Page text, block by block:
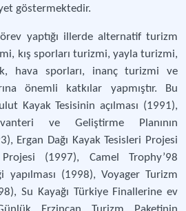
göstermektedir.
yaptığı illerde alternatif turizm
kış sporları turizmi, yayla turizmi,
hava sporları, inanç turizmi ve
önemli katkılar yapmıştır. Bu
Kayak Tesisinin açılması (1991),
ve Geliştirme Planının
Ergan Dağı Kayak Tesisleri Projesi
(1997), Camel Trophy’98
yapılması (1998), Voyager Turizm
Su Kayağı Türkiye Finallerine ev